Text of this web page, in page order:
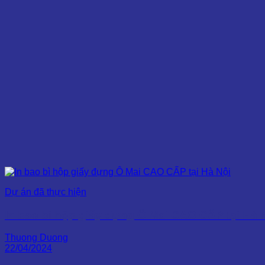
Dự án đã thực hiện
Thuong Duong
22/04/2024